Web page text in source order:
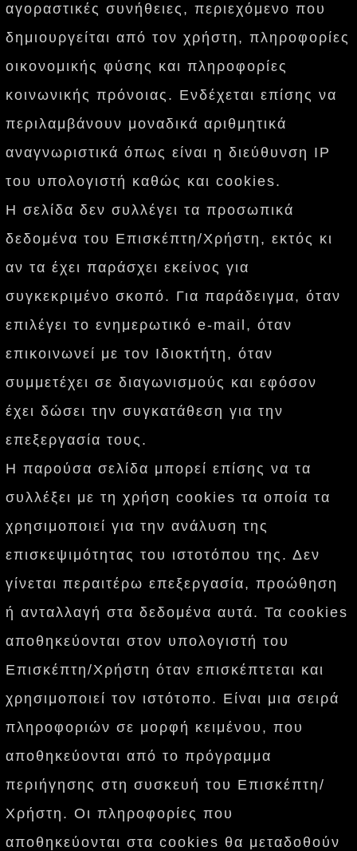
αγοραστικές συνήθειες, περιεχόμενο που
δημιουργείται από τον χρήστη, πληροφορίες
οικονομικής φύσης και πληροφορίες
κοινωνικής πρόνοιας. Ενδέχεται επίσης να
περιλαμβάνουν μοναδικά αριθμητικά
αναγνωριστικά όπως είναι η διεύθυνση ΙΡ
του υπολογιστή καθώς και cookies.
Η σελίδα δεν συλλέγει τα προσωπικά
δεδομένα του Επισκέπτη/Χρήστη, εκτός κι
αν τα έχει παράσχει εκείνος για
συγκεκριμένο σκοπό. Για παράδειγμα, όταν
επιλέγει το ενημερωτικό e-mail, όταν
επικοινωνεί με τον Ιδιοκτήτη, όταν
συμμετέχει σε διαγωνισμούς και εφόσον
έχει δώσει την συγκατάθεση για την
επεξεργασία τους.
Η παρούσα σελίδα μπορεί επίσης να τα
συλλέξει με τη χρήση cookies τα οποία τα
χρησιμοποιεί για την ανάλυση της
επισκεψιμότητας του ιστοτόπου της. Δεν
γίνεται περαιτέρω επεξεργασία, προώθηση
ή ανταλλαγή στα δεδομένα αυτά. Τα cookies
αποθηκεύονται στον υπολογιστή του
Επισκέπτη/Χρήστη όταν επισκέπτεται και
χρησιμοποιεί τον ιστότοπο. Είναι μια σειρά
πληροφοριών σε μορφή κειμένου, που
αποθηκεύονται από το πρόγραμμα
περιήγησης στη συσκευή του Επισκέπτη/
Χρήστη. Οι πληροφορίες που
αποθηκεύονται στα cookies θα μεταδοθούν